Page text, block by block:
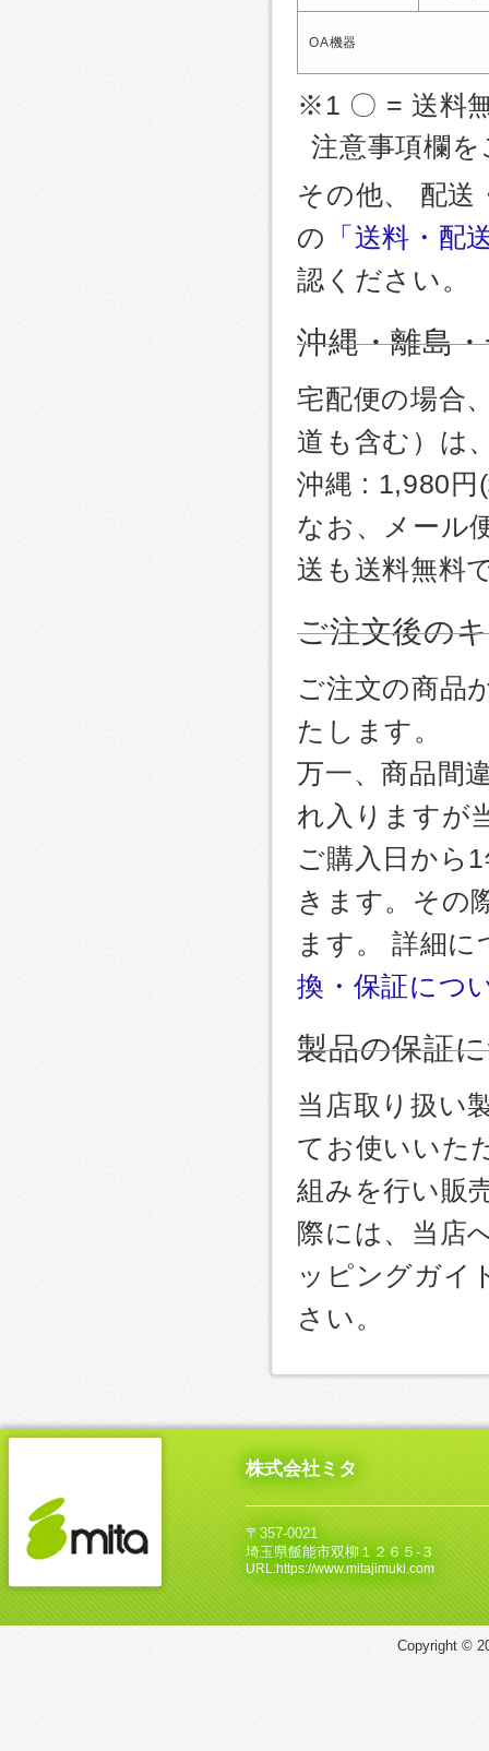
OA機器
※1 〇 = 送料
注意事項欄
その他、 配送
の
「送料・配
認ください。
沖縄・離島
宅配便の場合
道も含む）は
沖縄 : 1,980円
なお、メール
送も送料無料
ご注文後の
ご注文の商品
たします。
万一、商品間
れ入りますが
ご購入日から
きます。その
ます。 詳細
換・保証につ
製品の保証
当店取り扱い
てお使いいた
組みを行い販
際には、当店
ッピングガイ
さい。
株式会社ミタ
〒357-0021
埼玉県飯能市双柳１２６５‐３
URL:https://www.mitajimuki.com
Copyright ©